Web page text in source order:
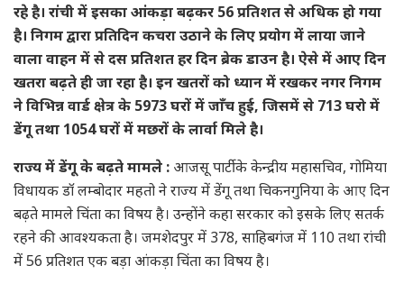
रहे है। रांची में इसका आंकड़ा बढ़कर 56 प्रतिशत से अधिक हो गया
है। निगम द्वारा प्रतिदिन कचरा उठाने के लिए प्रयोग में लाया जाने
वाला वाहन में से दस प्रतिशत हर दिन ब्रेक डाउन है। ऐसे में आए दिन
खतरा बढ़ते ही जा रहा है। इन खतरों को ध्यान में रखकर नगर निगम
ने विभिन्न वार्ड क्षेत्र के 5973 घरों में जाँच हुई, जिसमें से 713 घरो में
डेंगू तथा 1054 घरों में मछरों के लार्वा मिले है।
राज्य में डेंगू के बढ़ते मामले : आजसू पार्टी के केन्द्रीय महासचिव, गोमिया
विधायक डॉ लम्बोदार महतो ने राज्य में डेंगू तथा चिकनगुनिया के आए दिन
बढ़ते मामले चिंता का विषय है। उन्होंने कहा सरकार को इसके लिए सतर्क
रहने की आवश्यकता है। जमशेदपुर में 378, साहिबगंज में 110 तथा रांची
में 56 प्रतिशत एक बड़ा आंकड़ा चिंता का विषय है।